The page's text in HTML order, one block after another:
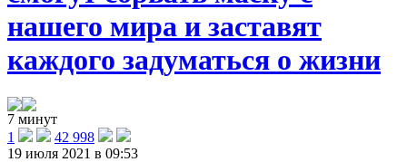
нашего мира и заставят
каждого задуматься о жизни
7 минут
1
42 998
19 июля 2021 в 09:53